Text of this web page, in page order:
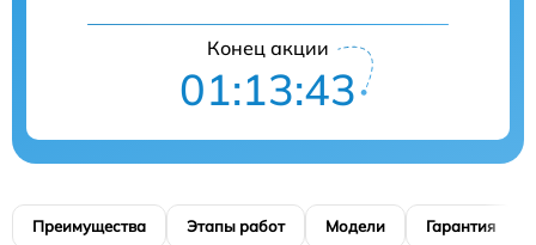
Конец акции
01:13:42
Преимущества Этапы работ Модели Гарантия